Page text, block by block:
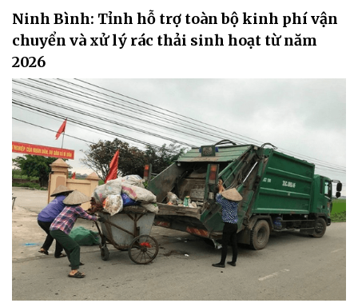
Ninh Bình: Tỉnh hỗ trợ toàn bộ kinh phí vận
chuyển và xử lý rác thải sinh hoạt từ năm
2026